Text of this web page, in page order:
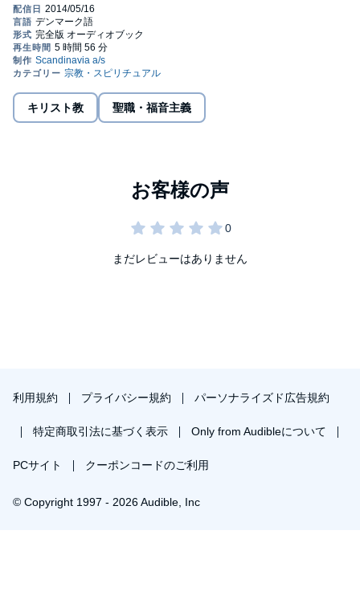
langt rigere liv med Gud.
©2010 Francis Chan (P)2012 Forlaget Scandinavia
キリスト教 聖職・福音主義
まだレビューはありません
利用規約 プライバシー規約 パーソナライズド広告規約
特定商取引法に基づく表示 Only from Audibleについて
PCサイト クーポンコードのご利用
© Copyright 1997 - 2026 Audible, Inc